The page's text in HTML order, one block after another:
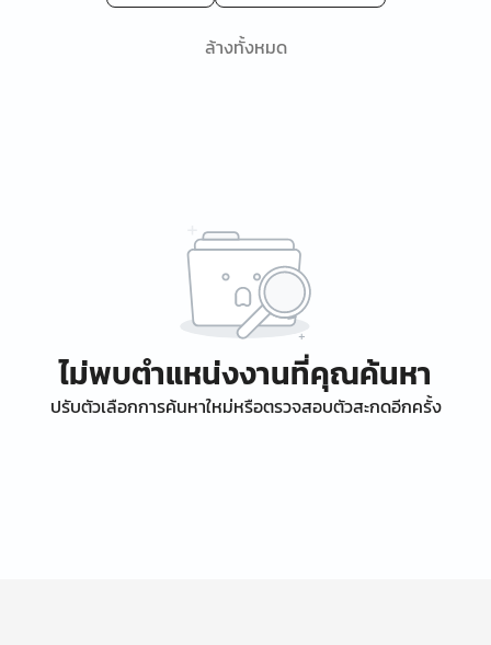
ล้างทั้งหมด
ไม่พบตำแหน่งงานที่คุณค้นหา
ปรับตัวเลือกการค้นหาใหม่หรือตรวจสอบตัวสะกดอีกครั้ง